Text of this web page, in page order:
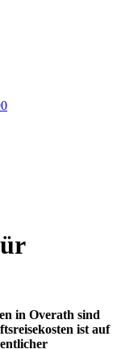
in Overath sind
ist auf